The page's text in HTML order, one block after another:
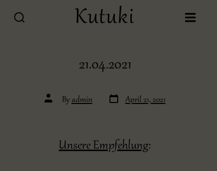
Kutuki
21.04.2021
Post
Byadmin
Post
April 21, 2021
Unsere Empfehlung: